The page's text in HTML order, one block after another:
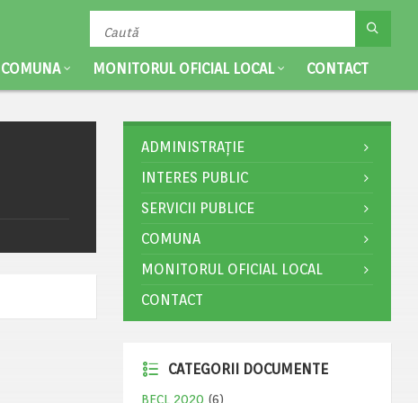
COMUNA MONITORUL OFICIAL LOCAL CONTACT
ADMINISTRAȚIE
INTERES PUBLIC
SERVICII PUBLICE
COMUNA
MONITORUL OFICIAL LOCAL
CONTACT
CATEGORII DOCUMENTE
BECL 2020 (6)